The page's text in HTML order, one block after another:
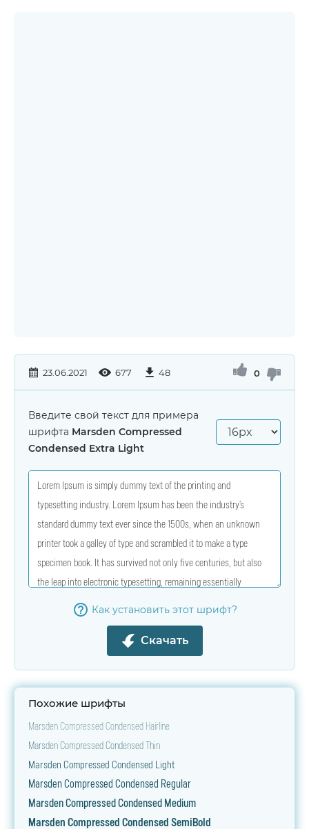
23.06.2021 677 48 0
Введите свой текст для примера
шрифта Marsden Compressed
Condensed Extra Light
Как установить этот шрифт?
Скачать
Похожие шрифты
Marsden Compressed Condensed Hairline
Marsden Compressed Condensed Thin
Marsden Compressed Condensed Light
Marsden Compressed Condensed Regular
Marsden Compressed Condensed Medium
Marsden Compressed Condensed SemiBold